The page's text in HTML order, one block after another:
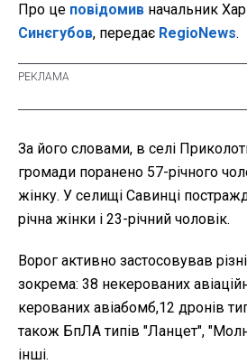
Про це повідомив начальник
Синєгубов, передає RegioNews.
За його словами, в селі
громади поранено 57-річного
жінку. У селищі Савинці
річна жінки і 23-річний чоловік.
Ворог активно застосовував
зокрема: 38 некерованих
керованих авіабомб,12 дронів
також БпЛА типів "Ланцет",
інші.